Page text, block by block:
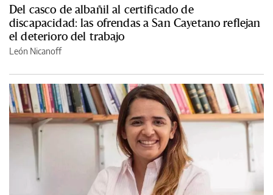
Del casco de albañil al certificado de
discapacidad: las ofrendas a San Cayetano reflejan
el deterioro del trabajo
León Nicanoff